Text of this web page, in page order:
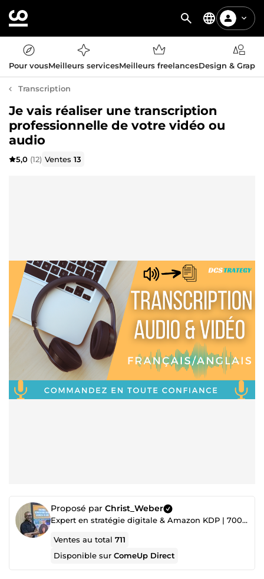
Pour vousMeilleurs servicesMeilleurs freelancesDesign &
Transcription
Je vais réaliser une transcription
professionnelle de votre vidéo ou
audio
5,0 (12) Ventes13
Proposé par Christ_Weber
Expert en stratégie digitale & Amazon KDP | 700+ projets réalisés ✅
Ventes au total711
Disponible surComeUp Direct